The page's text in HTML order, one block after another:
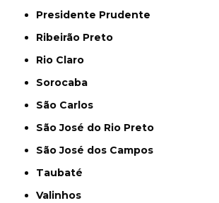
Presidente Prudente
Ribeirão Preto
Rio Claro
Sorocaba
São Carlos
São José do Rio Preto
São José dos Campos
Taubaté
Valinhos